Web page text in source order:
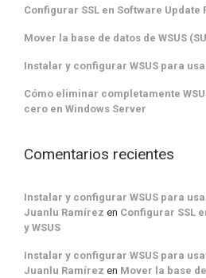
Configurar SSL en Software Update
Mover la base de datos de WSUS
Instalar y configurar WSUS para
Cómo eliminar completamente
cero en Windows Server
Comentarios recientes
Instalar y configurar WSUS para
Juanlu Ramírez en Configurar SSL
y WSUS
Instalar y configurar WSUS para
Juanlu Ramírez en Mover la base de